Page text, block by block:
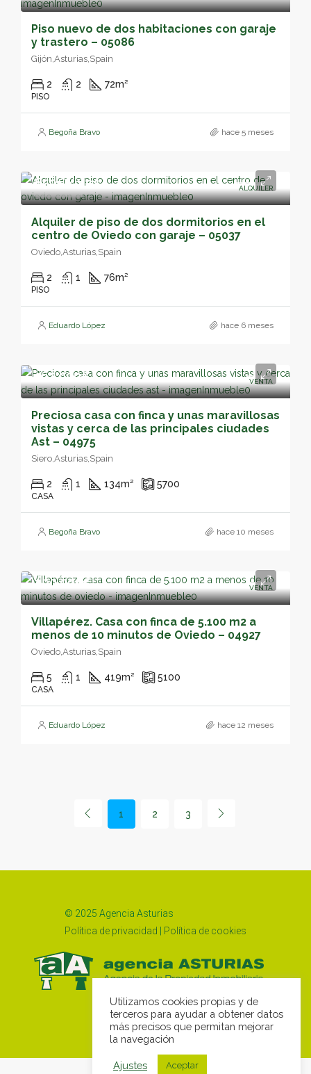
Piso nuevo de dos habitaciones con garaje
y trastero – 05086
Gijón,Asturias,Spain
2 2 72m²
PISO
Begoña Bravo hace 5 meses
DESTACADO ALQUILER
850€/mes
Alquiler de piso de dos dormitorios en el
centro de Oviedo con garaje – 05037
Oviedo,Asturias,Spain
2 1 76m²
PISO
Eduardo López hace 6 meses
VENTA
162,000€
Preciosa casa con finca y unas maravillosas
vistas y cerca de las principales ciudades
Ast – 04975
Siero,Asturias,Spain
2 1 134m² 5700
CASA
Begoña Bravo hace 10 meses
VENTA
390,000€
Villapérez. Casa con finca de 5.100 m2 a
menos de 10 minutos de Oviedo – 04927
Oviedo,Asturias,Spain
5 1 419m² 5100
CASA
Eduardo López hace 12 meses
1 2 3
© 2025 Agencia Asturias
Política de privacidad
Política de cookies
Utilizamos cookies propias y de
terceros para ayudar a obtener datos
más precisos que permitan mejorar
la navegación
Ajustes Aceptar